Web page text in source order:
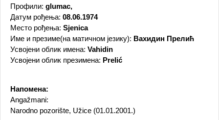
Профили: glumac,
Датум рођења: 08.06.1974
Место рођења: Sjenica
Име и презиме(на матичном језику): Вахидин Прелић
Усвојени облик имена: Vahidin
Усвојени облик презимена: Prelić
Напомена:
Angažmani:
Narodno pozorište, Užice (01.01.2001.)